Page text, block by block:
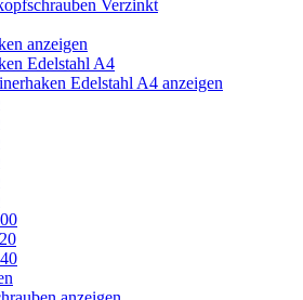
Verzinkt
anzeigen
Edelstahl A4
Edelstahl A4 anzeigen